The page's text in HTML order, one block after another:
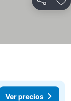
Compartir
Ver precios